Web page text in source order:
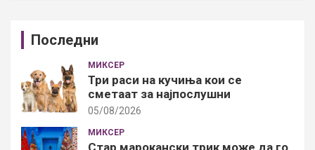
Последни
МИКСЕР
Три раси на кучиња кои се
сметаат за најпослушни
05/08/2026
МИКСЕР
Стар марокански трик може да го